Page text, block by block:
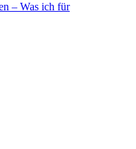
– Was ich für